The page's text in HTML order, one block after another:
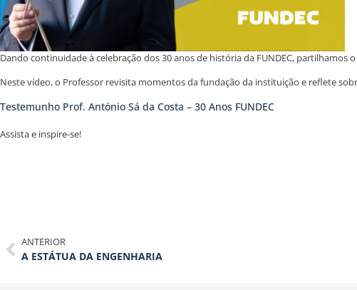
Dando continuidade à celebração dos 30 anos de história da FUNDEC,
Neste vídeo, o Professor revisita momentos da fundação da instituição e reflete
Testemunho Prof. António Sá da Costa – 30 Anos FUNDEC
Assista e inspire-se!
ANTERIOR
A ESTÁTUA DA ENGENHARIA